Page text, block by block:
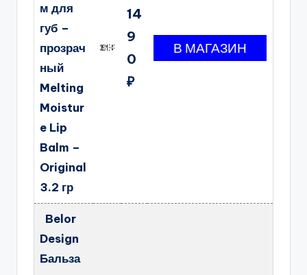
м для
губ –
прозрач
ный
Melting
Moistur
e Lip
Balm –
Original
3.2 гр
14
9
0
₽
Belor
Design
Бальза